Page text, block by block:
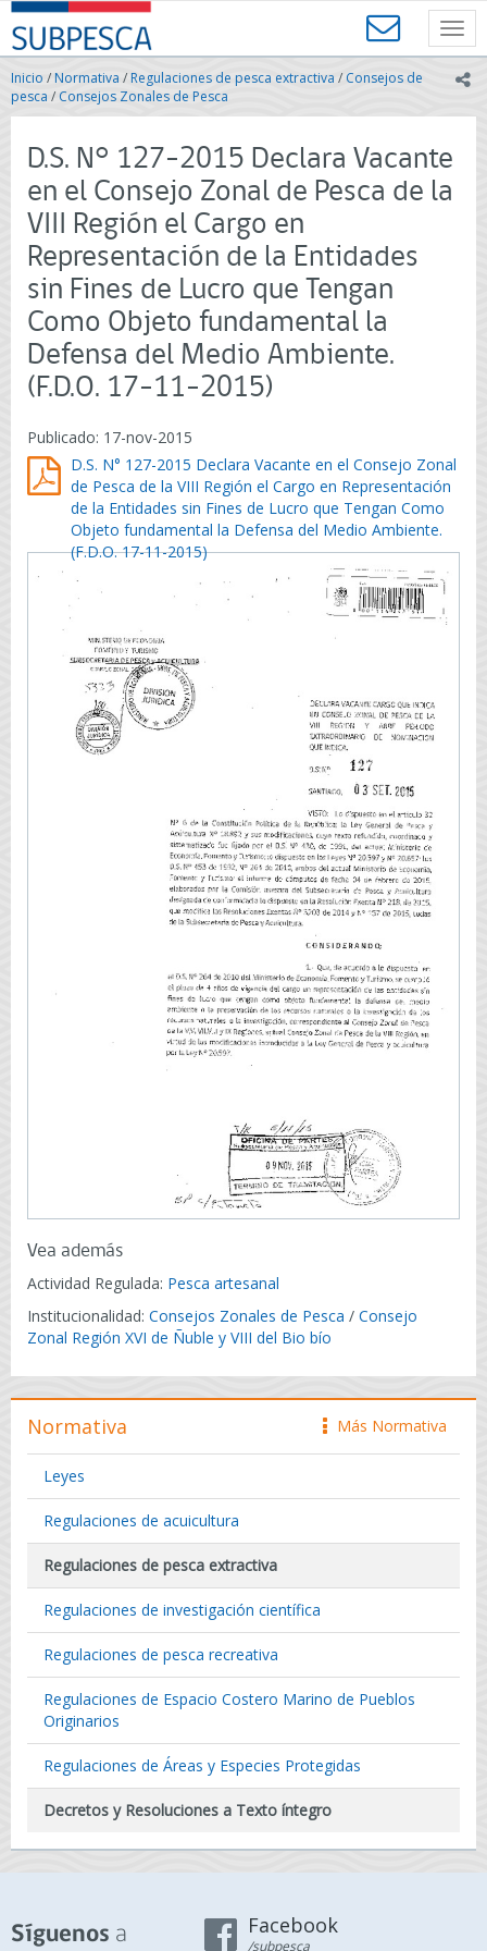
Contenido
principal
SUBPESCA
-
Subsecretaría
de
Pesca
Acuicultura
Gobierno
de
Chile
Inicio /Normativa / Regulaciones de pesca extractiva / Consejos de
pesca / Consejos Zonales de Pesca
D.S. N° 127-2015 Declara Vacante
en el Consejo Zonal de Pesca de la
VIII Región el Cargo en
Representación de la Entidades
sin Fines de Lucro que Tengan
Como Objeto fundamental la
Defensa del Medio Ambiente.
(F.D.O. 17-11-2015)
Publicado: 17-nov-2015
D.S. N° 127-2015 Declara Vacante en el Consejo Zonal
de Pesca de la VIII Región el Cargo en Representación
de la Entidades sin Fines de Lucro que Tengan Como
Objeto fundamental la Defensa del Medio Ambiente.
(F.D.O. 17-11-2015)
Vea además
Actividad Regulada: Pesca artesanal
Institucionalidad: Consejos Zonales de Pesca / Consejo
Zonal Región XVI de Ñuble y VIII del Bio bío
icono
Más Normativa
Normativa
Leyes
Regulaciones de acuicultura
Regulaciones de pesca extractiva
Regulaciones de investigación científica
Regulaciones de pesca recreativa
Regulaciones de Espacio Costero Marino de Pueblos
Originarios
Regulaciones de Áreas y Especies Protegidas
Decretos y Resoluciones a Texto íntegro
Síguenos a
Facebook
/subpesca